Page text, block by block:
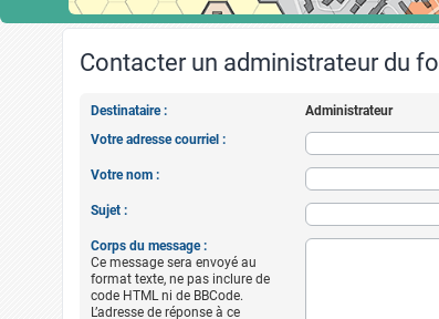
Contacter un administrateur du
Destinataire :
Administrateur
Votre adresse courriel :
Votre nom :
Sujet :
Corps du message :
Ce message sera envoyé au
format texte, ne pas inclure de
code HTML ni de BBCode.
L’adresse de réponse à ce